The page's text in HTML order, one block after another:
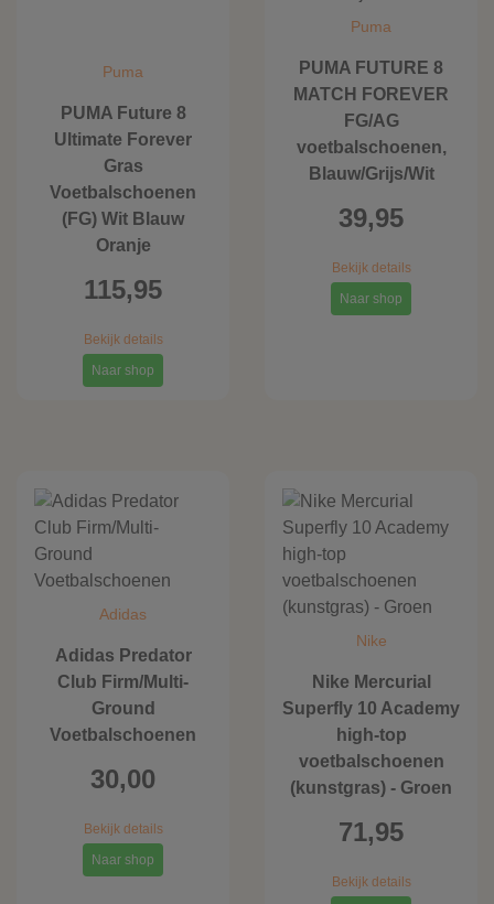
Puma
PUMA Future 8
Ultimate Forever
Gras
Voetbalschoenen
(FG) Wit Blauw
Oranje
115,95
Bekijk details
Naar shop
Puma
PUMA FUTURE 8
MATCH FOREVER
FG/AG
voetbalschoenen,
Blauw/Grijs/Wit
39,95
Bekijk details
Naar shop
Adidas
Adidas Predator
Club Firm/Multi-
Ground
Voetbalschoenen
30,00
Bekijk details
Naar shop
Nike
Nike Mercurial
Superfly 10 Academy
high-top
voetbalschoenen
(kunstgras) - Groen
71,95
Bekijk details